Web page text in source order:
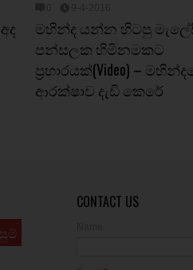
මහින්ද යන්න හිටපු
පන්සලක හිමිනමකට
ප්‍රහාරයක්(Video) –
ආරක්ෂාව දැඩි කෙරේ
CONTACT US